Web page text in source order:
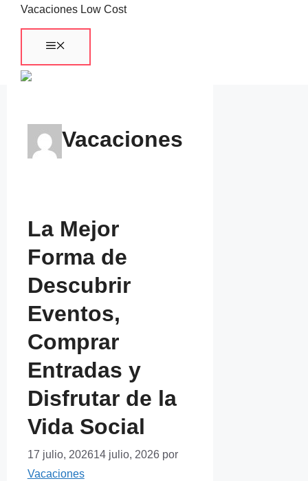
Saltar
contenido
Vacaciones Low Cost
Vacaciones
La Mejor
Forma de
Descubrir
Eventos,
Comprar
Entradas y
Disfrutar de la
Vida Social
17 julio, 202614 julio, 2026 por
Vacaciones